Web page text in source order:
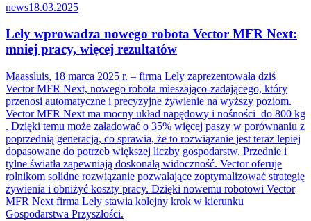
news18.03.2025
Lely wprowadza nowego robota Vector MFR Next:
mniej pracy, więcej rezultatów
Maassluis, 18 marca 2025 r. – firma Lely zaprezentowała dziś
Vector MFR Next, nowego robota mieszająco-zadającego, który
przenosi automatyczne i precyzyjne żywienie na wyższy poziom.
Vector MFR Next ma mocny układ napędowy i nośności do 800 kg
. Dzięki temu może załadować o 35% więcej paszy w porównaniu z
poprzednią generacją, co sprawia, że to rozwiązanie jest teraz lepiej
dopasowane do potrzeb większej liczby gospodarstw. Przednie i
tylne światła zapewniają doskonałą widoczność. Vector oferuje
rolnikom solidne rozwiązanie pozwalające zoptymalizować strategię
żywienia i obniżyć koszty pracy. Dzięki nowemu robotowi Vector
MFR Next firma Lely stawia kolejny krok w kierunku
Gospodarstwa Przyszłości.